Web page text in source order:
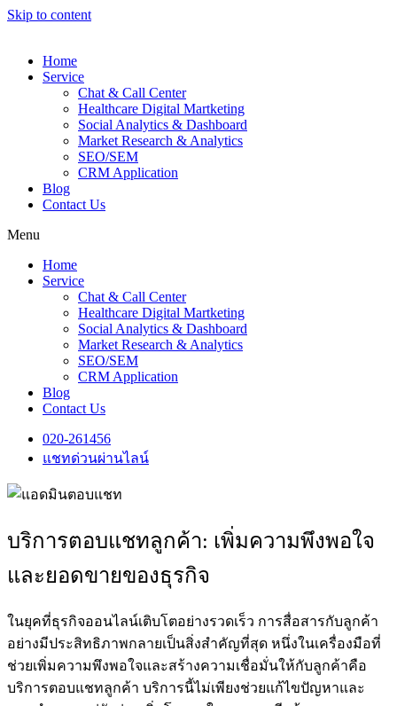
Skip to content
Home
Service
Chat & Call Center
Healthcare Digital Martketing
Social Analytics & Dashboard
Market Research & Analytics
SEO/SEM
CRM Application
Blog
Contact Us
Menu
Home
Service
Chat & Call Center
Healthcare Digital Martketing
Social Analytics & Dashboard
Market Research & Analytics
SEO/SEM
CRM Application
Blog
Contact Us
020-261456
แชทด่วนผ่านไลน์
บริการตอบแชทลูกค้า: เพิ่มความพึงพอใจ
และยอดขายของธุรกิจ
ในยุคที่ธุรกิจออนไลน์เติบโตอย่างรวดเร็ว การสื่อสารกับลูกค้า
อย่างมีประสิทธิภาพกลายเป็นสิ่งสำคัญที่สุด หนึ่งในเครื่องมือที่
ช่วยเพิ่มความพึงพอใจและสร้างความเชื่อมั่นให้กับลูกค้าคือ
บริการตอบแชทลูกค้า บริการนี้ไม่เพียงช่วยแก้ไขปัญหาและ